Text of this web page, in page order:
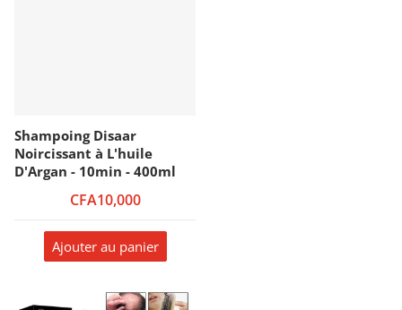
Shampoing Disaar
Noircissant à L'huile
D'Argan - 10min - 400ml
CFA10,000
Ajouter au panier